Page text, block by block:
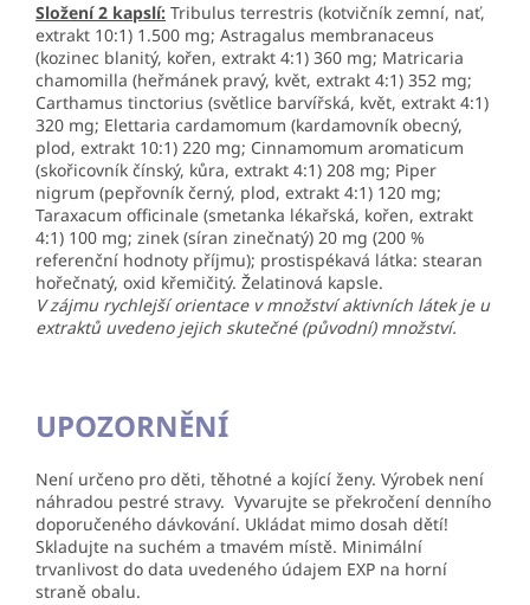
Složení 2 kapslí: Tribulus terrestris (kotvičník zemní, nať,
extrakt 10:1) 1.500 mg; Astragalus membranaceus
(kozinec blanitý, kořen, extrakt 4:1) 360 mg; Matricaria
chamomilla (heřmánek pravý, květ, extrakt 4:1) 352 mg;
Carthamus tinctorius (světlice barvířská, květ, extrakt 4:1)
320 mg; Elettaria cardamomum (kardamovník obecný,
plod, extrakt 10:1) 220 mg; Cinnamomum aromaticum
(skořicovník čínský, kůra, extrakt 4:1) 208 mg; Piper
nigrum (pepřovník černý, plod, extrakt 4:1) 120 mg;
Taraxacum officinale (smetanka lékařská, kořen, extrakt
4:1) 100 mg; zinek (síran zinečnatý) 20 mg (200 %
referenční hodnoty příjmu); prostispékavá látka: stearan
hořečnatý, oxid křemičitý. Želatinová kapsle.
V zájmu rychlejší orientace v množství aktivních látek je u
extraktů uvedeno jejich skutečné (původní) množství.
UPOZORNĚNÍ
Není určeno pro děti, těhotné a kojící ženy. Výrobek není
náhradou pestré stravy. Vyvarujte se překročení denního
doporučeného dávkování. Ukládat mimo dosah dětí!
Skladujte na suchém a tmavém místě. Minimální
trvanlivost do data uvedeného údajem EXP na horní
straně obalu.